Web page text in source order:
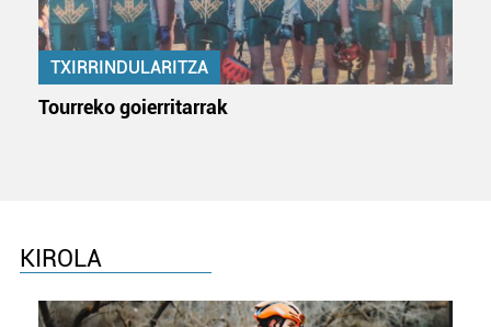
Lortu zure datu pertsonalak prozesatzeko moduari
buruzko informazio gehiago eta ezarri zure lehentasunak
datuen atalean. Edozein unetan alda edo ken dezakezu
zure baimena Cookieen adierazpenean.
erabiltzeko baimen esplizitua ematen diguzu.
irakurri
TXIRRINDULARITZA
Tourreko goierritarrak
KIROLA